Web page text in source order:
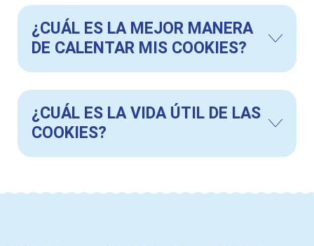
¿CUÁL ES LA MEJOR MANERA
DE CALENTAR MIS COOKIES?
¿CUÁL ES LA VIDA ÚTIL DE LAS
COOKIES?